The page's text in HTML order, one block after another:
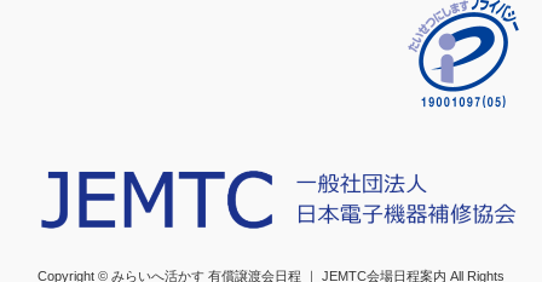
Copyright © みらいへ活かす 有償譲渡会日程 ｜ JEMTC会場日程案内 All Rights